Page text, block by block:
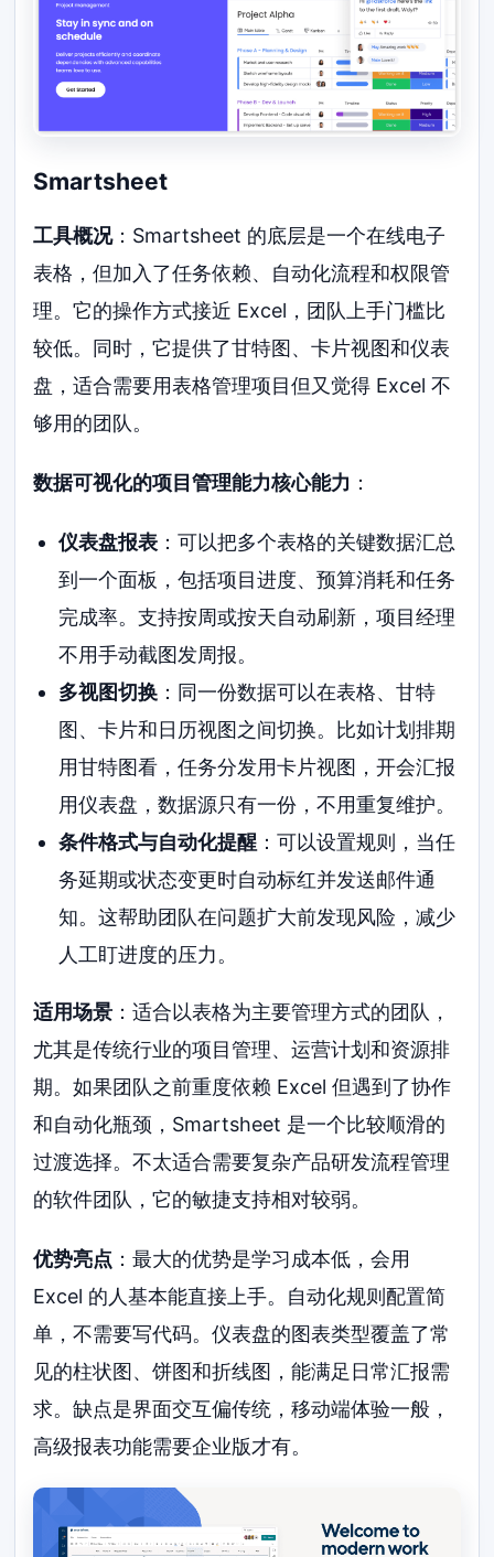
Smartsheet
工具概况：Smartsheet 的底层是一个在线电子
表格，但加入了任务依赖、自动化流程和权限管
理。它的操作方式接近 Excel，团队上手门槛比
较低。同时，它提供了甘特图、卡片视图和仪表
盘，适合需要用表格管理项目但又觉得 Excel 不
够用的团队。
数据可视化的项目管理能力核心能力 ：
仪表盘报表：可以把多个表格的关键数据汇总
到一个面板，包括项目进度、预算消耗和任务
完成率。支持按周或按天自动刷新，项目经理
不用手动截图发周报。
多视图切换：同一份数据可以在表格、甘特
图、卡片和日历视图之间切换。比如计划排期
用甘特图看，任务分发用卡片视图，开会汇报
用仪表盘，数据源只有一份，不用重复维护。
条件格式与自动化提醒：可以设置规则，当任
务延期或状态变更时自动标红并发送邮件通
知。这帮助团队在问题扩大前发现风险，减少
人工盯进度的压力。
适用场景 ：适合以表格为主要管理方式的团队，
尤其是传统行业的项目管理、运营计划和资源排
期。如果团队之前重度依赖 Excel 但遇到了协作
和自动化瓶颈，Smartsheet 是一个比较顺滑的
过渡选择。不太适合需要复杂产品研发流程管理
的软件团队，它的敏捷支持相对较弱。
优势亮点 ：最大的优势是学习成本低，会用
Excel 的人基本能直接上手。自动化规则配置简
单，不需要写代码。仪表盘的图表类型覆盖了常
见的柱状图、饼图和折线图，能满足日常汇报需
求。缺点是界面交互偏传统，移动端体验一般，
高级报表功能需要企业版才有。